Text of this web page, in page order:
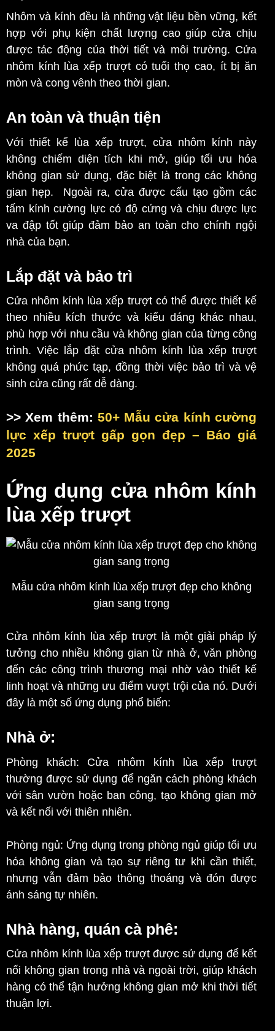
Nhôm và kính đều là những vật liệu bền vững, kết
hợp với phụ kiện chất lượng cao giúp cửa chịu
được tác động của thời tiết và môi trường. Cửa
nhôm kính lùa xếp trượt có tuổi thọ cao, ít bị ăn
mòn và cong vênh theo thời gian.
An toàn và thuận tiện
Với thiết kế lùa xếp trượt, cửa nhôm kính này
không chiếm diện tích khi mở, giúp tối ưu hóa
không gian sử dụng, đặc biệt là trong các không
gian hẹp. Ngoài ra, cửa được cấu tạo gồm các
tấm kính cường lực có độ cứng và chịu được lực
va đập tốt giúp đảm bảo an toàn cho chính ngội
nhà của bạn.
Lắp đặt và bảo trì
Cửa nhôm kính lùa xếp trượt có thể được thiết kế
theo nhiều kích thước và kiểu dáng khác nhau,
phù hợp với nhu cầu và không gian của từng công
trình. Việc lắp đặt cửa nhôm kính lùa xếp trượt
không quá phức tạp, đồng thời việc bảo trì và vệ
sinh cửa cũng rất dễ dàng.
>> Xem thêm: 50+ Mẫu cửa kính cường
lực xếp trượt gấp gọn đẹp – Báo giá
2025
Ứng dụng cửa nhôm kính
lùa xếp trượt
Mẫu cửa nhôm kính lùa xếp trượt đẹp cho không
gian sang trọng
Cửa nhôm kính lùa xếp trượt là một giải pháp lý
tưởng cho nhiều không gian từ nhà ở, văn phòng
đến các công trình thương mại nhờ vào thiết kế
linh hoạt và những ưu điểm vượt trội của nó. Dưới
đây là một số ứng dụng phổ biến:
Nhà ở:
Phòng khách: Cửa nhôm kính lùa xếp trượt
thường được sử dụng để ngăn cách phòng khách
với sân vườn hoặc ban công, tạo không gian mở
và kết nối với thiên nhiên.
Phòng ngủ: Ứng dụng trong phòng ngủ giúp tối ưu
hóa không gian và tạo sự riêng tư khi cần thiết,
nhưng vẫn đảm bảo thông thoáng và đón được
ánh sáng tự nhiên.
Nhà hàng, quán cà phê:
Cửa nhôm kính lùa xếp trượt được sử dụng để kết
nối không gian trong nhà và ngoài trời, giúp khách
hàng có thể tận hưởng không gian mở khi thời tiết
thuận lợi.